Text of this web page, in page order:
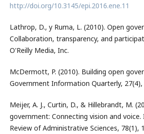
http://doi.org/10.3145/epi.2016.ene.11
Lathrop, D., y Ruma, L. (2010). Open
Collaboration, transparency, and
O'Reilly Media, Inc.
McDermott, P. (2010). Building open
Government Information Quarterly, 27(4),
Meijer, A. J., Curtin, D., & Hillebrandt, M.
government: Connecting vision and
Review of Administrative Sciences, 78(1),